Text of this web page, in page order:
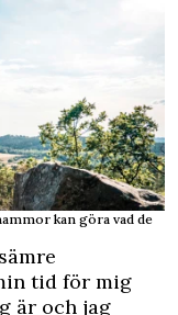
kan göra vad de
tid för mig
är och jag